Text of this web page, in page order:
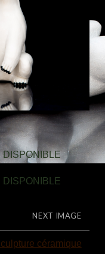
DISPONIBLE
DISPONIBLE
NEXT IMAGE
céramique